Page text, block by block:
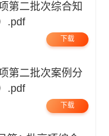
.pdf
下载
.pdf
下载